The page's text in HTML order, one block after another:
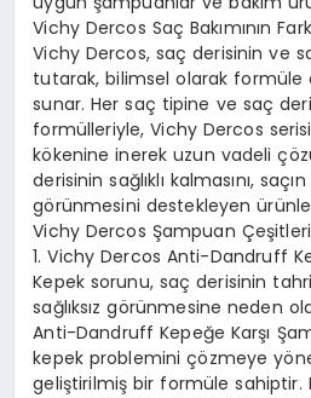
Vichy Dercos Saç Bakımının
Vichy Dercos, saç derisinin ve
tutarak, bilimsel olarak formüle
sunar. Her saç tipine ve saç
formülleriyle, Vichy Dercos
kökenine inerek uzun vadeli
derisinin sağlıklı kalmasını,
görünmesini destekleyen
Vichy Dercos Şampuan Çeşitleri
1. Vichy Dercos Anti-Dandruff
Kepek sorunu, saç derisinin
sağlıksız görünmesine neden
Anti-Dandruff Kepeğe Karşı
kepek problemini çözmeye
geliştirilmiş bir formüle sahiptir.